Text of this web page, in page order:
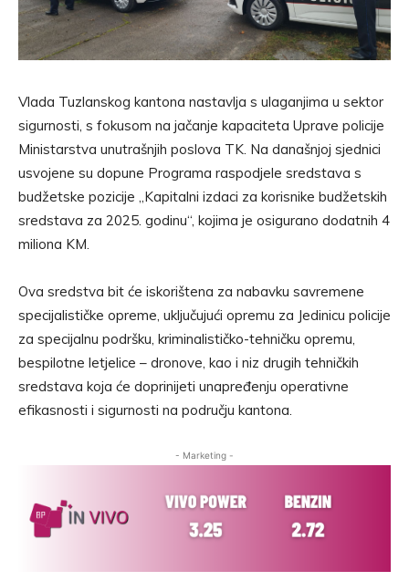
Vlada Tuzlanskog kantona nastavlja s ulaganjima u sektor
sigurnosti, s fokusom na jačanje kapaciteta Uprave policije
Ministarstva unutrašnjih poslova TK. Na današnjoj sjednici
usvojene su dopune Programa raspodjele sredstava s
budžetske pozicije „Kapitalni izdaci za korisnike budžetskih
sredstava za 2025. godinu“, kojima je osigurano dodatnih 4
miliona KM.
Ova sredstva bit će iskorištena za nabavku savremene
specijalističke opreme, uključujući opremu za Jedinicu policije
za specijalnu podršku, kriminalističko-tehničku opremu,
bespilotne letjelice – dronove, kao i niz drugih tehničkih
sredstava koja će doprinijeti unapređenju operativne
efikasnosti i sigurnosti na području kantona.
- Marketing -